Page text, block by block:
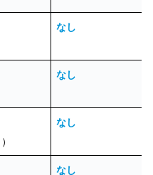
なし
なし
）
なし
なし